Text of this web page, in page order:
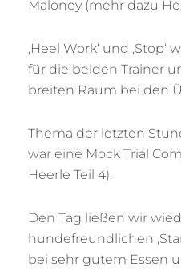
Maloney (mehr dazu
‚Heel Work‘ und
für die beiden Trainer
breiten Raum bei den
Thema der letzten
war eine Mock Trial
Heerle Teil 4).
Den Tag ließen wir
hundefreundlichen
bei sehr gutem Essen